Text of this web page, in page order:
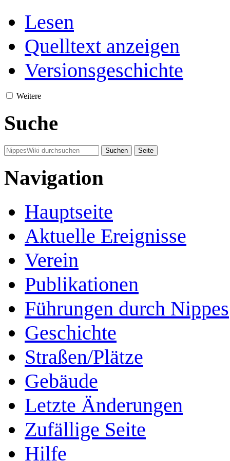
Lesen
Quelltext anzeigen
Versionsgeschichte
Weitere
Suche
Navigation
Hauptseite
Aktuelle Ereignisse
Verein
Publikationen
Führungen durch Nippes
Geschichte
Straßen/Plätze
Gebäude
Letzte Änderungen
Zufällige Seite
Hilfe